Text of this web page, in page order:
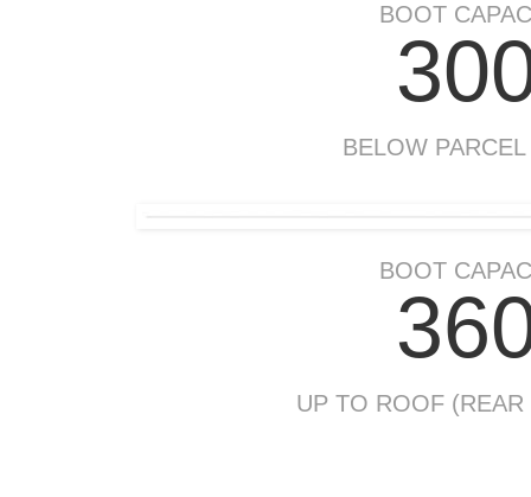
BOOT
BELOW
BOOT
UP TO ROOF (REAR